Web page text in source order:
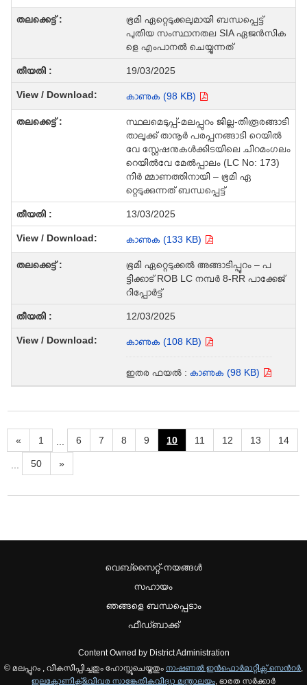
ഭൂമി ഏറ്റെടുക്കലുമായി ബന്ധപ്പെട്ട്
പുതിയ സംസ്ഥാനതല SIA ഏജന്‍സിക
ളെ എംപാനല്‍ ചെയ്യുന്നത്
19/03/2025
കാണുക (98 KB)
സ്ഥലമെടുപ്പ്-മലപ്പുറം ജില്ല-തിരൂരങ്ങാടി
താലൂക്ക് താനൂർ പരപ്പനങ്ങാടി റെയിൽ
വേ സ്റ്റേഷനുകൾക്കിടയിലെ ചിറമംഗലം
റെയിൽവേ മേൽപ്പാലം (LC No: 173)
നിർ മ്മാണത്തിനായി – ഭൂമി ഏ
റ്റെടുക്കുന്നത് ബന്ധപ്പെട്ട്
13/03/2025
കാണുക (133 KB)
ഭൂമി ഏറ്റെടുക്കൽ അങ്ങാടിപ്പുറം – പ
ട്ടിക്കാട് ROB LC നമ്പർ 8-RR പാക്കേജ്
റിപ്പോർട്ട്
12/03/2025
കാണുക (108 KB)
ഇതര ഫയൽ : കാണുക (98 KB)
« 1 6 7 8 9 10 11 12 13 14
50 »
വെബ്സൈറ്റ്-നയങ്ങള്‍
സഹായം
ഞങ്ങളെ ബന്ധപ്പെടാം
ഫീഡ്ബാക്ക്
Content Owned by District Administration
© മലപ്പുറം , വികസിപ്പിച്ചതും ഹോസ്റ്റുചെയ്തതും നാഷണല്‍ ഇന്‍ഫൊര്‍മാറ്റിക്സ് സെന്‍റര്‍
ഇലക്ട്രോണിക്സ്&വിവര സാങ്കേതികവിദ്യാ മന്ത്രാലയം , ഭാരത സര്‍ക്കാര്‍